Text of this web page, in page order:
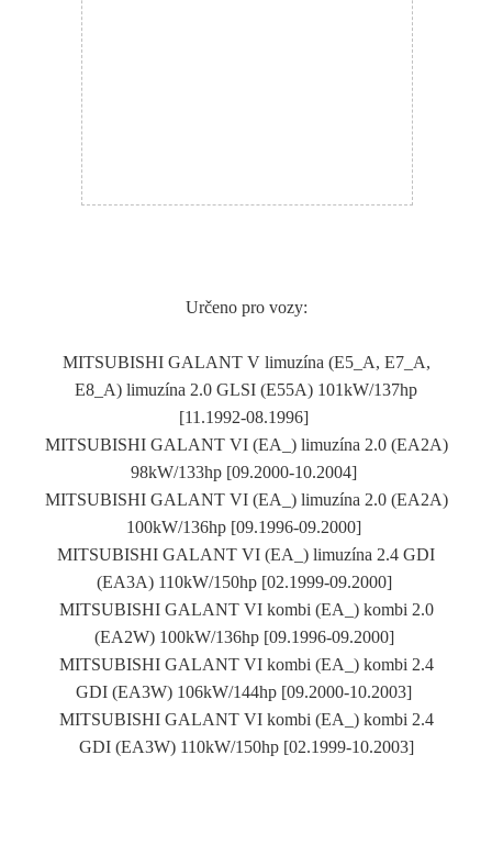
Určeno pro vozy:
MITSUBISHI GALANT V limuzína (E5_A, E7_A,
E8_A) limuzína 2.0 GLSI (E55A) 101kW/137hp
[11.1992-08.1996]
MITSUBISHI GALANT VI (EA_) limuzína 2.0 (EA2A)
98kW/133hp [09.2000-10.2004]
MITSUBISHI GALANT VI (EA_) limuzína 2.0 (EA2A)
100kW/136hp [09.1996-09.2000]
MITSUBISHI GALANT VI (EA_) limuzína 2.4 GDI
(EA3A) 110kW/150hp [02.1999-09.2000]
MITSUBISHI GALANT VI kombi (EA_) kombi 2.0
(EA2W) 100kW/136hp [09.1996-09.2000]
MITSUBISHI GALANT VI kombi (EA_) kombi 2.4
GDI (EA3W) 106kW/144hp [09.2000-10.2003]
MITSUBISHI GALANT VI kombi (EA_) kombi 2.4
GDI (EA3W) 110kW/150hp [02.1999-10.2003]